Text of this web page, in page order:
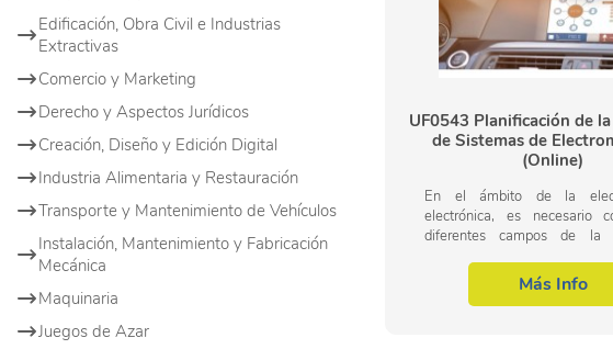
Edificación, Obra Civil e Industrias
Extractivas
Comercio y Marketing
Derecho y Aspectos Jurídicos
Creación, Diseño y Edición Digital
Industria Alimentaria y Restauración
Transporte y Mantenimiento de Vehículos
Instalación, Mantenimiento y Fabricación
Mecánica
Maquinaria
Juegos de Azar
UF0543 Planificación de
de Sistemas de
(Online)
En el ámbito de la
electrónica, es necesario
diferentes campos de la
mantenimiento de
electromedicina, dentro del...
Más Info